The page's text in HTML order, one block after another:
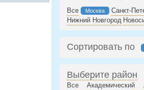
Все Москва Санкт-
Нижний Новгород
Сортировать по
Выберите район
Все Академический